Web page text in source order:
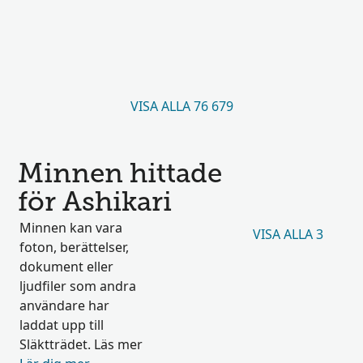
VISA ALLA 76 679
Minnen hittade
för Ashikari
Minnen kan vara
foton, berättelser,
dokument eller
ljudfiler som andra
användare har
laddat upp till
Släktträdet. Läs mer
VISA ALLA 3